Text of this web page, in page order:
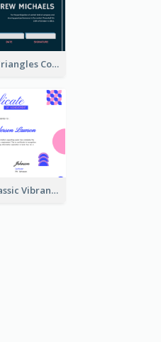
Pink And Blue Triangles Confetti Celebration Certificate
Vintage And Classic Vibrant Certificate Design Ideas